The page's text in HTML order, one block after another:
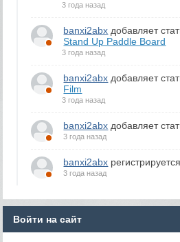
3 года назад
banxi2abx добавляет
Stand Up Paddle Board
3 года назад
banxi2abx добавляет
Film
3 года назад
banxi2abx добавляет
3 года назад
banxi2abx
3 года назад
Войти на сайт